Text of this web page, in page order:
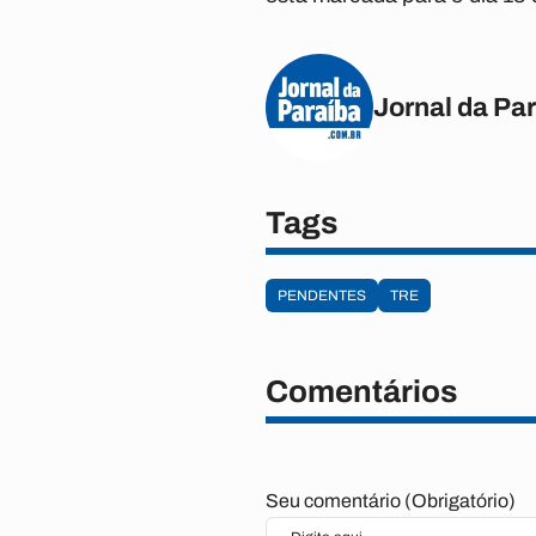
Jornal da
Tags
PENDENTES TRE
Comentários
Seu comentário (Obrigatório)